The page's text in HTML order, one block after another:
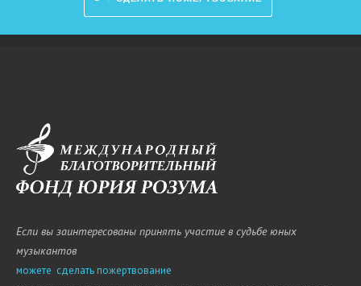
Если вы заинтересованы принять участие в судьбе юных
музыкантов
можете сделать пожертвование